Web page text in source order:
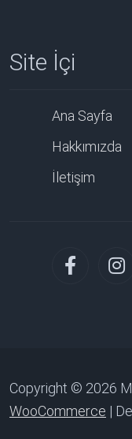
Site İçi
Ana Sayfa
Hakkımızda
İletişim
Copyright © 2026
WooCommerce |